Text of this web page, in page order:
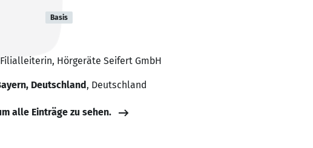
Basis
🥦
Hörgeräte Seifert GmbH
Deutschland, Deutschland
alle Einträge zu sehen.